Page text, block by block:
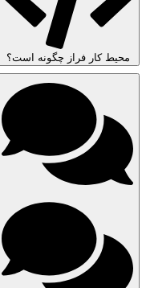
محیط کار فراز چگونه است؟